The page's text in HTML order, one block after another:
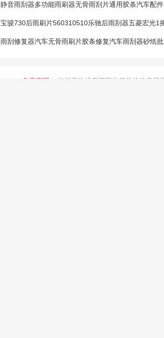
静音雨刮器多功能雨刷器无骨雨刮片通用胶条汽车配
宝骏730后雨刷片560310510乐驰后雨刮器五菱宏光1
雨刮修复器汽车无骨雨刷片胶条修复汽车雨刮器砂纸
免责声明：
当前页为排气管隔热板价格信息展